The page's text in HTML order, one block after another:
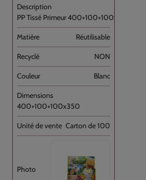
PP Tissé Primeur 400+100+100x350 //100
Réutilisable
NON
Blanc
400+100+100x350
Carton de 100